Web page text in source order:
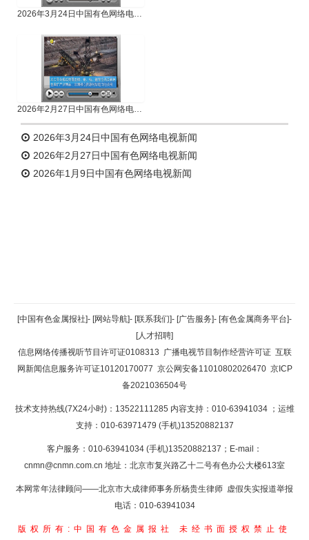
2026年3月24日中国有色网络电视新闻
2026年2月27日中国有色网络电视新闻
2026年3月24日中国有色网络电视新闻
2026年2月27日中国有色网络电视新闻
2026年1月9日中国有色网络电视新闻
返回顶部
返回首页
[中国有色金属报社]- [网站导航]- [联系我们]- [广告服务]- [有色金属商务平台]-
[人才招聘]
信息网络传播视听节目许可证0108313 广播电视节目制作经营许可证 互联
网新闻信息服务许可证10120170077 京公网安备11010802026470 京ICP
备2021036504号
技术支持热线(7X24小时)：13522111285 内容支持：010-63941034 ；运维
支持：010-63971479 (手机)13520882137
客户服务：010-63941034 (手机)13520882137；E-mail：
cnmn@cnmn.com.cn 地址：北京市复兴路乙十二号有色办公大楼613室
本网常年法律顾问——北京市大成律师事务所杨贵生律师 虚假失实报道举报
电话：010-63941034
版权所有:中国有色金属报社 未经书面授权禁止使